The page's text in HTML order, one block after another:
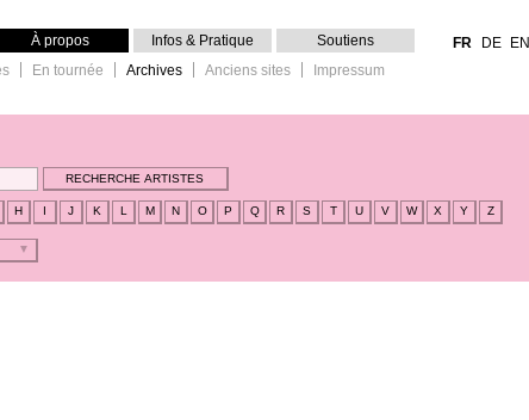
H I J K L M N O P Q R S T U V W X Y Z
À propos
En tournée Archives Anciens sites Impressum
Infos & Pratique Soutiens FR DE EN